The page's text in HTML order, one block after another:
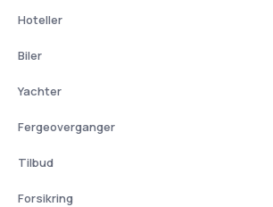
Hoteller
Biler
Yachter
Fergeoverganger
Tilbud
Forsikring